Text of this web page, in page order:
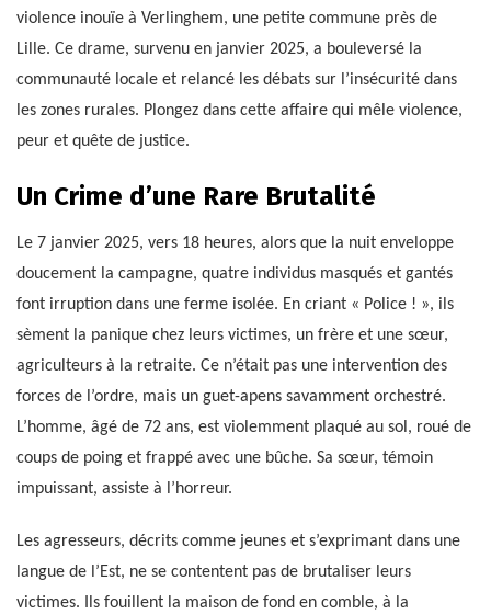
violence inouïe à Verlinghem, une petite commune près de
Lille. Ce drame, survenu en janvier 2025, a bouleversé la
communauté locale et relancé les débats sur l’insécurité dans
les zones rurales. Plongez dans cette affaire qui mêle violence,
peur et quête de justice.
Un Crime d’une Rare Brutalité
Le 7 janvier 2025, vers 18 heures, alors que la nuit enveloppe
doucement la campagne, quatre individus masqués et gantés
font irruption dans une ferme isolée. En criant « Police ! », ils
sèment la panique chez leurs victimes, un frère et une sœur,
agriculteurs à la retraite. Ce n’était pas une intervention des
forces de l’ordre, mais un guet-apens savamment orchestré.
L’homme, âgé de 72 ans, est violemment plaqué au sol, roué de
coups de poing et frappé avec une bûche. Sa sœur, témoin
impuissant, assiste à l’horreur.
Les agresseurs, décrits comme jeunes et s’exprimant dans une
langue de l’Est, ne se contentent pas de brutaliser leurs
victimes. Ils fouillent la maison de fond en comble, à la